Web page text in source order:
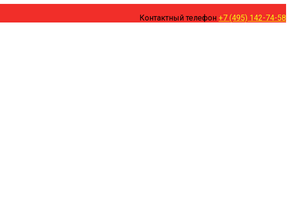
Контактный телефон +7 (495) 142-74-58